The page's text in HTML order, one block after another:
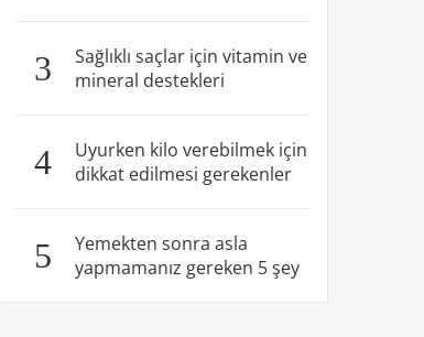
3
Sağlıklı saçlar için vitamin ve
mineral destekleri
4
Uyurken kilo verebilmek için
dikkat edilmesi gerekenler
5
Yemekten sonra asla
yapmamanız gereken 5 şey